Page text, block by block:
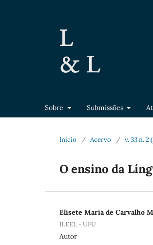
Sobre Submissões
Início / Acervo / v. 33 n. 2
O ensino da
Elisete Maria de Carvalho
ILEEL - UFU
Autor